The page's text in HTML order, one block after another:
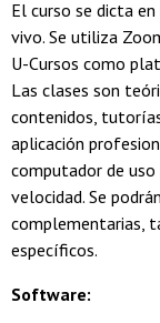
El curso se dicta
vivo. Se utiliza
U-Cursos como
Las clases son
contenidos,
aplicación
computador de
velocidad. Se
complementarias,
específicos.
Software: